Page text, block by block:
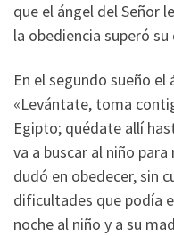
que el ángel del Señor
la obediencia superó
En el segundo sueño
«Levántate, toma
Egipto; quédate allí
va a buscar al niño
dudó en obedecer, sin
dificultades que podía
noche al niño y a su